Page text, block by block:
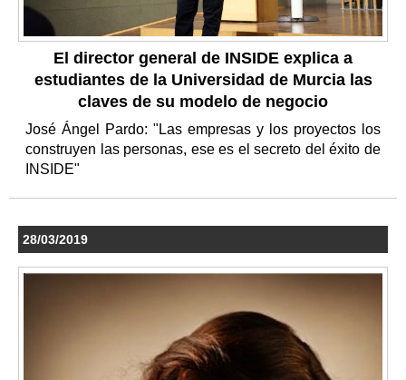
El director general de INSIDE explica a
estudiantes de la Universidad de Murcia las
claves de su modelo de negocio
José Ángel Pardo: "Las empresas y los proyectos los
construyen las personas, ese es el secreto del éxito de
INSIDE"
28/03/2019